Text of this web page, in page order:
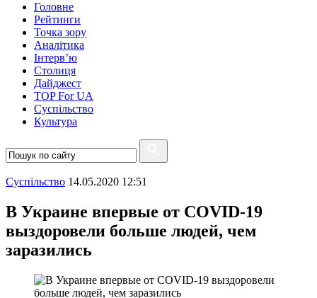
Головне
Рейтинги
Точка зору
Аналітика
Інтерв’ю
Столиця
Дайджест
TOP For UA
Суспiльство
Культура
Суспiльство 14.05.2020 12:51
В Украине впервые от COVID-19
выздоровели больше людей, чем
заразились